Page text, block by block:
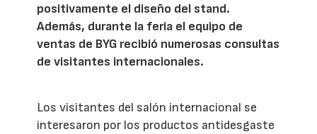
positivamente el diseño del stand.
Además, durante la feria el equipo de
ventas de BYG recibió numerosas consultas
de visitantes internacionales.
Los visitantes del salón internacional se
interesaron por los productos antidesgaste